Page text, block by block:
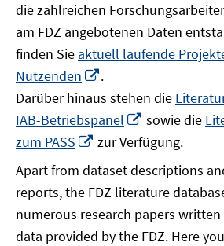
die zahlreichen
am FDZ angebotenen Daten
finden Sie aktuell laufende
Nutzenden
neuem
Fenster
öffnen
.
Darüber hinaus stehen die
IAB-Betriebspanel
In
neuem
Fenster
öffnen
sowie die
zum PASS
In
Fenster
öffnen
zur Verfügung.
Apart from dataset descriptions
reports, the FDZ literature
numerous research papers
data provided by the FDZ. Here